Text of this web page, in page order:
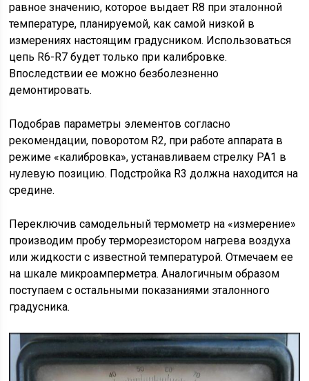
равное значению, которое выдает R8 при эталонной
температуре, планируемой, как самой низкой в
измерениях настоящим градусником. Использоваться
цепь R6-R7 будет только при калибровке.
Впоследствии ее можно безболезненно
демонтировать.
Подобрав параметры элементов согласно
рекомендации, поворотом R2, при работе аппарата в
режиме «калибровка», устанавливаем стрелку PA1 в
нулевую позицию. Подстройка R3 должна находится на
средине.
Переключив самодельный термометр на «измерение»
производим пробу терморезистором нагрева воздуха
или жидкости с известной температурой. Отмечаем ее
на шкале микроамперметра. Аналогичным образом
поступаем с остальными показаниями эталонного
градусника.